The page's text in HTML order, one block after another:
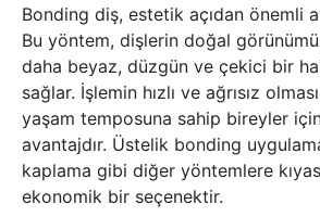
Bonding diş, estetik açıdan önemli
Bu yöntem, dişlerin doğal
daha beyaz, düzgün ve çekici bir
sağlar. İşlemin hızlı ve ağrısız
yaşam temposuna sahip bireyler
avantajdır. Üstelik bonding
kaplama gibi diğer yöntemlere
ekonomik bir seçenektir.